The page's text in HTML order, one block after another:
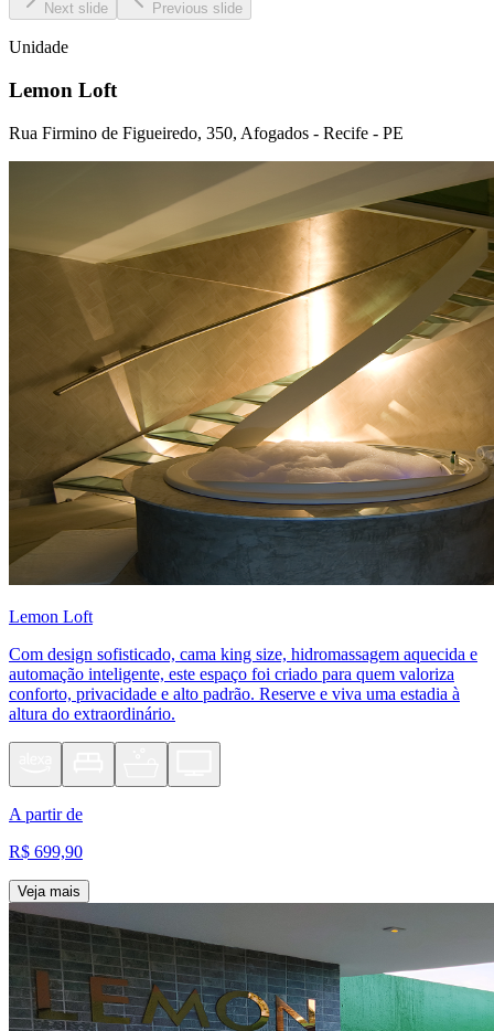
Next slide Previous slide
Unidade
Lemon Loft
Rua Firmino de Figueiredo, 350, Afogados - Recife - PE
Lemon Loft
Com design sofisticado, cama king size, hidromassagem aquecida e
automação inteligente, este espaço foi criado para quem valoriza
conforto, privacidade e alto padrão. Reserve e viva uma estadia à
altura do extraordinário.
A partir de
R$ 699,90
Veja mais